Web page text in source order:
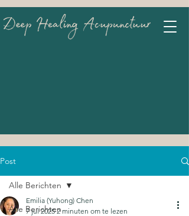
Post
Alle Berichten
Alle Berichten
Emilia (Yuhong) Chen
7 jul 2025 2 minuten om te lezen